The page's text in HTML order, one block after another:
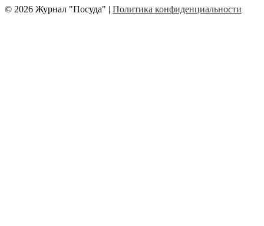
© 2026 Журнал "Посуда" | Политика конфиденциальности